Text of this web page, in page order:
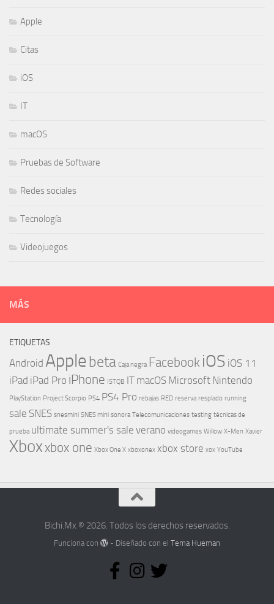
Apple
Citas
iOS
IT
macOS
Pruebas de Software
Redes sociales
Tecnología
Videojuegos
MÁS
ETIQUETAS
Android Applebeta Caja negra Facebook iOS iOS 11
iPad iPad Pro iPhone ISTQB IT macOS Microsoft Nintendo
PlayStation Project Scorpio PS4 PS4 Pro rebajas RED reserva resplado running
sale SNES snesmini SNES mini sonora Telecomunicaciones testing técnicas de
prueba ultimate summer's sale verano videogames Willow X-Men Xavier
Xboxxbox one Xbox One X xboxonex xbox store xox YouTube
Bichi.Mx © 2026. Todos los derechos reservados.
Funciona con - Diseñado con elTema Hueman